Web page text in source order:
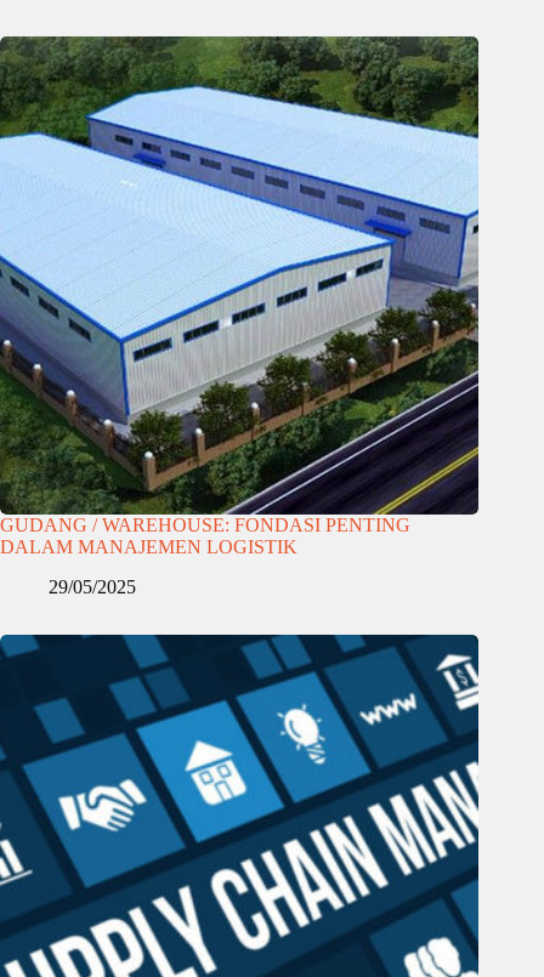
GUDANG / WAREHOUSE: FONDASI PENTING
DALAM MANAJEMEN LOGISTIK
29/05/2025